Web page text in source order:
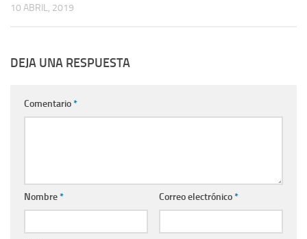
10 ABRIL, 2019
DEJA UNA RESPUESTA
Comentario*
Nombre* Correo electrónico*